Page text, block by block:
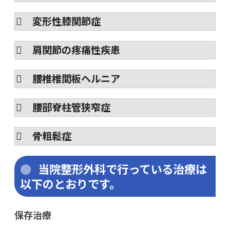
変形性膝関節症
肩関節の疼痛性疾患
腰椎椎間板ヘルニア
腰部脊柱管狭窄症
骨粗鬆症
当院整形外科で行っている治療は
以下のとおりです。
保存治療